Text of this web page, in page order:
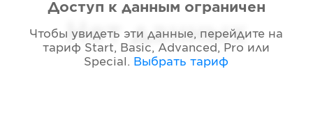
Нет данных
Доступ к данным ограничен
Чтобы увидеть эти данные, перейдите на
тариф Start, Basic, Advanced, Pro или
Special . Выбрать тариф